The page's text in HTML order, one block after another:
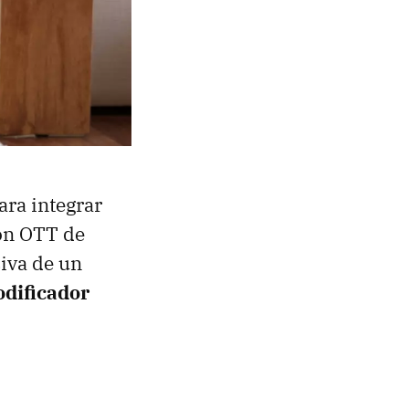
integrar
OTT de
de un